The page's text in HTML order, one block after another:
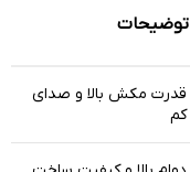
توضیحات
قدرت مکش بالا و صدای
کم